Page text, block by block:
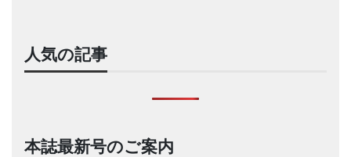
人気の記事
本誌最新号のご案内